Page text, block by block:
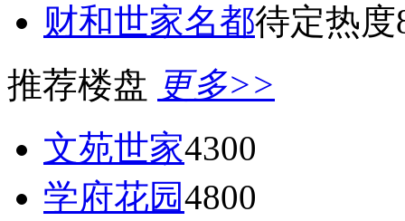
财和世家名都待定热度
推荐楼盘 更多>>
文苑世家4300
学府花园4800